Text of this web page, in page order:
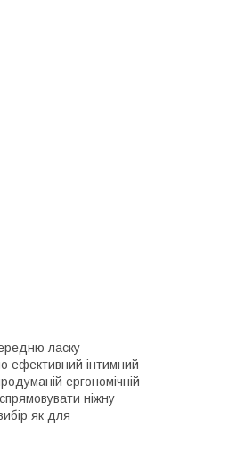
ласку
ефективний інтимний
ергономічній
ніжну
як для